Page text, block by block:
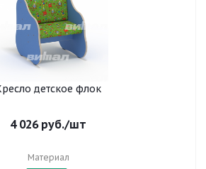
детское флок
4 026руб./шт
Материал